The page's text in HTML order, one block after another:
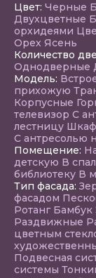
Цвет: Черные
Двухцветные
орхидеями
Орех Ясень
Количество
Однодверные
Модель:
прихожую
Корпусные
телевизор С
лестницу
С антресолью
Помещение:
детскую В
библиотеку В
Тип фасада:
фасадом
Ротанг Бамбук
Раздвижные
цветным
Подвесная
системы